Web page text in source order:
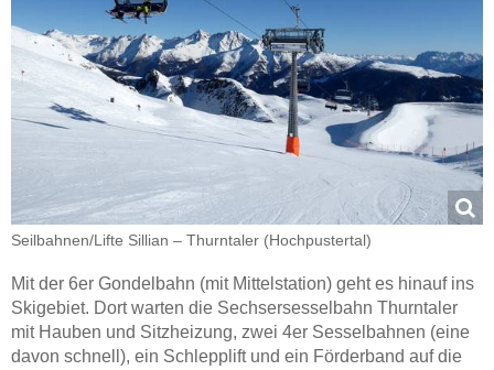
Seilbahnen/​Lifte Sillian – Thurntaler (Hochpustertal)
Mit der 6er Gondelbahn (mit Mittelstation) geht es hinauf ins
Skigebiet. Dort warten die Sechsersesselbahn Thurntaler
mit Hauben und Sitzheizung, zwei 4er Sesselbahnen (eine
davon schnell), ein Schlepplift und ein Förderband auf die